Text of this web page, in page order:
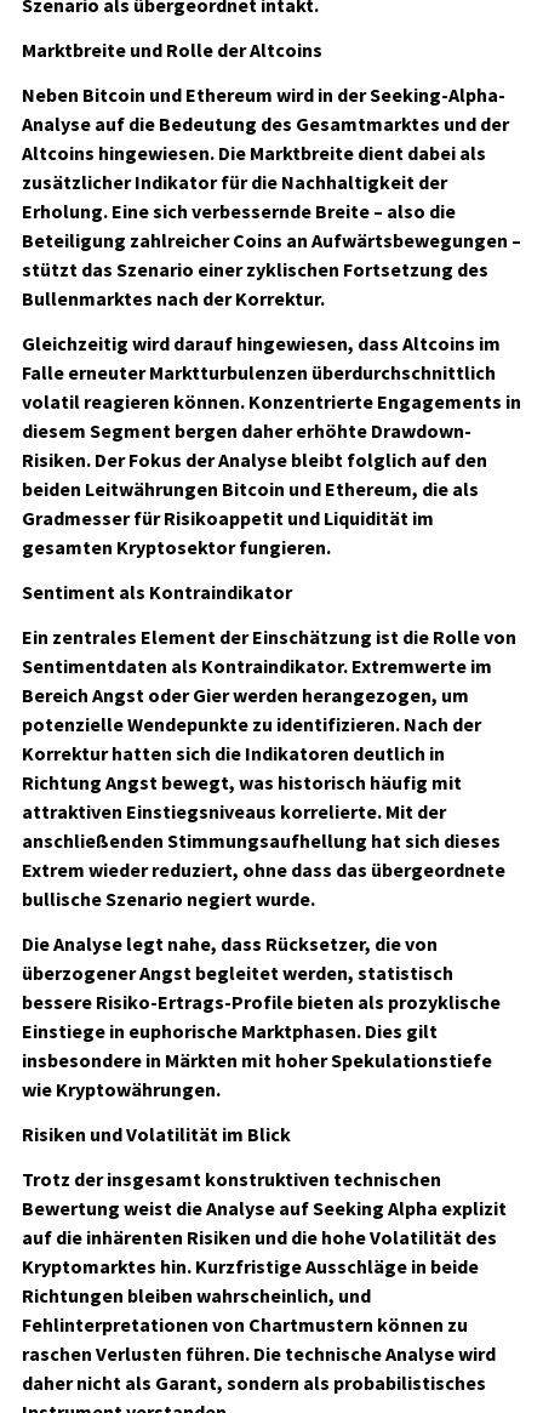
Szenario als übergeordnet intakt.
Marktbreite und Rolle der Altcoins
Neben Bitcoin und Ethereum wird in der Seeking-Alpha-
Analyse auf die Bedeutung des Gesamtmarktes und der
Altcoins hingewiesen. Die Marktbreite dient dabei als
zusätzlicher Indikator für die Nachhaltigkeit der
Erholung. Eine sich verbessernde Breite – also die
Beteiligung zahlreicher Coins an Aufwärtsbewegungen –
stützt das Szenario einer zyklischen Fortsetzung des
Bullenmarktes nach der Korrektur.
Gleichzeitig wird darauf hingewiesen, dass Altcoins im
Falle erneuter Marktturbulenzen überdurchschnittlich
volatil reagieren können. Konzentrierte Engagements in
diesem Segment bergen daher erhöhte Drawdown-
Risiken. Der Fokus der Analyse bleibt folglich auf den
beiden Leitwährungen Bitcoin und Ethereum, die als
Gradmesser für Risikoappetit und Liquidität im
gesamten Kryptosektor fungieren.
Sentiment als Kontraindikator
Ein zentrales Element der Einschätzung ist die Rolle von
Sentimentdaten als Kontraindikator. Extremwerte im
Bereich Angst oder Gier werden herangezogen, um
potenzielle Wendepunkte zu identifizieren. Nach der
Korrektur hatten sich die Indikatoren deutlich in
Richtung Angst bewegt, was historisch häufig mit
attraktiven Einstiegsniveaus korrelierte. Mit der
anschließenden Stimmungsaufhellung hat sich dieses
Extrem wieder reduziert, ohne dass das übergeordnete
bullische Szenario negiert wurde.
Die Analyse legt nahe, dass Rücksetzer, die von
überzogener Angst begleitet werden, statistisch
bessere Risiko-Ertrags-Profile bieten als prozyklische
Einstiege in euphorische Marktphasen. Dies gilt
insbesondere in Märkten mit hoher Spekulationstiefe
wie Kryptowährungen.
Risiken und Volatilität im Blick
Trotz der insgesamt konstruktiven technischen
Bewertung weist die Analyse auf Seeking Alpha explizit
auf die inhärenten Risiken und die hohe Volatilität des
Kryptomarktes hin. Kurzfristige Ausschläge in beide
Richtungen bleiben wahrscheinlich, und
Fehlinterpretationen von Chartmustern können zu
raschen Verlusten führen. Die technische Analyse wird
daher nicht als Garant, sondern als probabilistisches